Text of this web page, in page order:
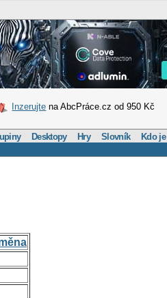
Inzerujte na AbcPráce.cz od 950 Kč
Desktopy Hry Slovník Kdo je